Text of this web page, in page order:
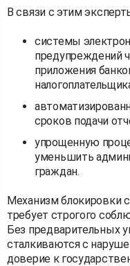
В связи с этим
системы
предупреждений
приложения
сроков подачи
упрощенную
уменьшить
граждан.
Механизм блокировки
требует строгого
Без предварительных
сталкиваются с
доверие к